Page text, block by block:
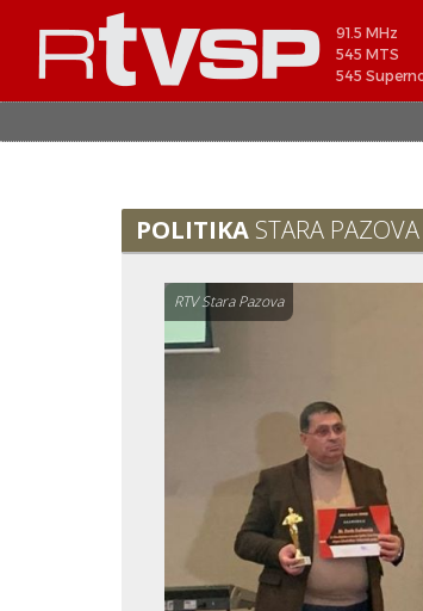
91.5 MHz
545 MTS
545
POLITIKA STARA PAZOVA
RTV Stara Pazova